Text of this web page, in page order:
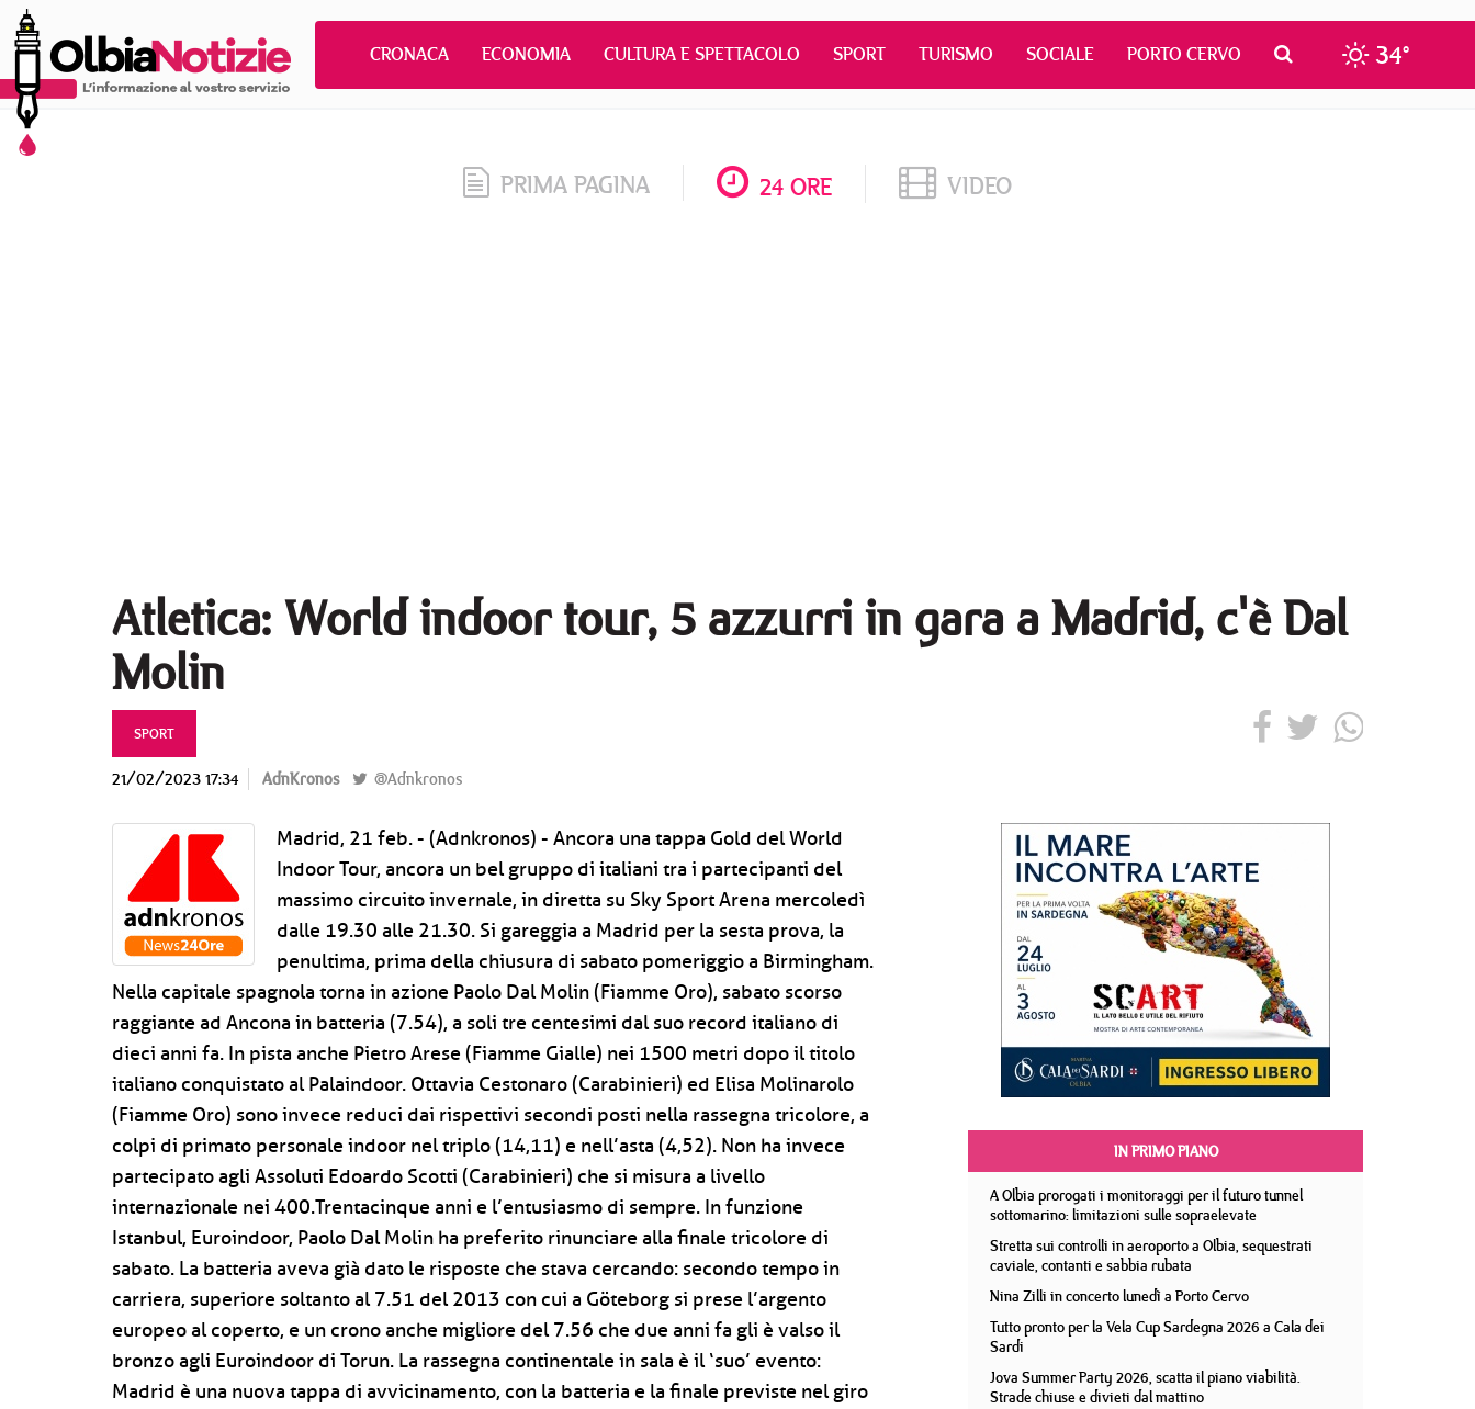
CRONACA ECONOMIA CULTURA E SPETTACOLO SPORT TURISMO SOCIALE PORTO CERVO 34°
PRIMA PAGINA 24 ORE VIDEO
Atletica: World indoor tour, 5 azzurri in gara a Madrid, c'è Dal
Molin
SPORT
21/02/2023 17:34 AdnKronos @Adnkronos
Madrid, 21 feb. - (Adnkronos) - Ancora una tappa Gold del World
Indoor Tour, ancora un bel gruppo di italiani tra i partecipanti del
massimo circuito invernale, in diretta su Sky Sport Arena mercoledì
dalle 19.30 alle 21.30. Si gareggia a Madrid per la sesta prova, la
penultima, prima della chiusura di sabato pomeriggio a Birmingham.
Nella capitale spagnola torna in azione Paolo Dal Molin (Fiamme Oro), sabato scorso
raggiante ad Ancona in batteria (7.54), a soli tre centesimi dal suo record italiano di
dieci anni fa. In pista anche Pietro Arese (Fiamme Gialle) nei 1500 metri dopo il titolo
italiano conquistato al Palaindoor. Ottavia Cestonaro (Carabinieri) ed Elisa Molinarolo
(Fiamme Oro) sono invece reduci dai rispettivi secondi posti nella rassegna tricolore, a
colpi di primato personale indoor nel triplo (14,11) e nell’asta (4,52). Non ha invece
partecipato agli Assoluti Edoardo Scotti (Carabinieri) che si misura a livello
internazionale nei 400.Trentacinque anni e l’entusiasmo di sempre. In funzione
Istanbul, Euroindoor, Paolo Dal Molin ha preferito rinunciare alla finale tricolore di
sabato. La batteria aveva già dato le risposte che stava cercando: secondo tempo in
carriera, superiore soltanto al 7.51 del 2013 con cui a Göteborg si prese l’argento
europeo al coperto, e un crono anche migliore del 7.56 che due anni fa gli è valso il
bronzo agli Euroindoor di Torun. La rassegna continentale in sala è il ‘suo’ evento:
Madrid è una nuova tappa di avvicinamento, con la batteria e la finale previste nel giro
IN PRIMO PIANO
A Olbia prorogati i monitoraggi per il futuro tunnel
sottomarino: limitazioni sulle sopraelevate
Stretta sui controlli in aeroporto a Olbia, sequestrati
caviale, contanti e sabbia rubata
Nina Zilli in concerto lunedì a Porto Cervo
Tutto pronto per la Vela Cup Sardegna 2026 a Cala dei
Sardi
Jova Summer Party 2026, scatta il piano viabilità.
Strade chiuse e divieti dal mattino